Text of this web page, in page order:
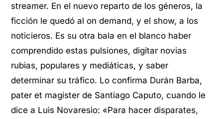
streamer. En el nuevo reparto de los géneros, la
ficción le quedó al on demand, y el show, a los
noticieros. Es su otra bala en el blanco haber
comprendido estas pulsiones, digitar novias
rubias, populares y mediáticas, y saber
determinar su tráfico. Lo confirma Durán Barba,
pater et magister de Santiago Caputo, cuando le
dice a Luis Novaresio: «Para hacer disparates,